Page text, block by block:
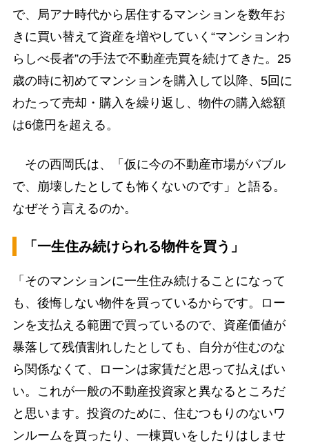
で、局アナ時代から居住するマンションを数年お
きに買い替えて資産を増やしていく“マンションわ
らしべ長者”の手法で不動産売買を続けてきた。25
歳の時に初めてマンションを購入して以降、5回に
わたって売却・購入を繰り返し、物件の購入総額
は6億円を超える。
その西岡氏は、「仮に今の不動産市場がバブル
で、崩壊したとしても怖くないのです」と語る。
なぜそう言えるのか。
「一生住み続けられる物件を買う」
「そのマンションに一生住み続けることになって
も、後悔しない物件を買っているからです。ロー
ンを支払える範囲で買っているので、資産価値が
暴落して残債割れしたとしても、自分が住むのな
ら関係なくて、ローンは家賃だと思って払えばい
い。これが一般の不動産投資家と異なるところだ
と思います。投資のために、住むつもりのないワ
ンルームを買ったり、一棟買いをしたりはしませ